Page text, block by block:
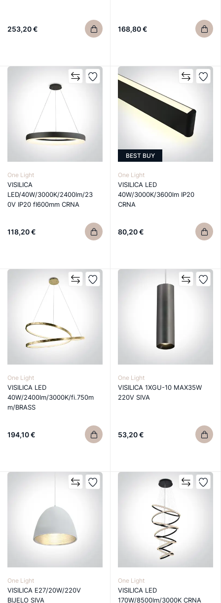
253,20 € 168,80 €
One Light
VISILICA
LED/40W/3000K/2400lm/23
0V IP20 fI600mm CRNA
118,20 €
BEST BUY
One Light
VISILICA LED
40W/3000K/3600lm IP20
CRNA
80,20 €
One Light
VISILICA LED
40W/2400lm/3000K/fi.750m
m/BRASS
194,10 €
One Light
VISILICA 1XGU-10 MAX35W
220V SIVA
53,20 €
One Light
VISILICA E27/20W/220V
BIJELO SIVA
One Light
VISILICA LED
170W/8500lm/3000K CRNA